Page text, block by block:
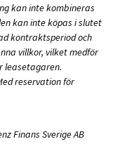
kan inte kombineras
kan inte köpas i slutet
kontraktsperiod och
villkor, vilket medför
leasetagaren.
reservation för
Finans Sverige AB